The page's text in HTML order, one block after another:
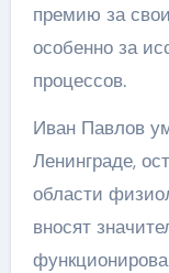
премию за
особенно за
процессов.
Иван Павлов
Ленинграде,
области
вносят